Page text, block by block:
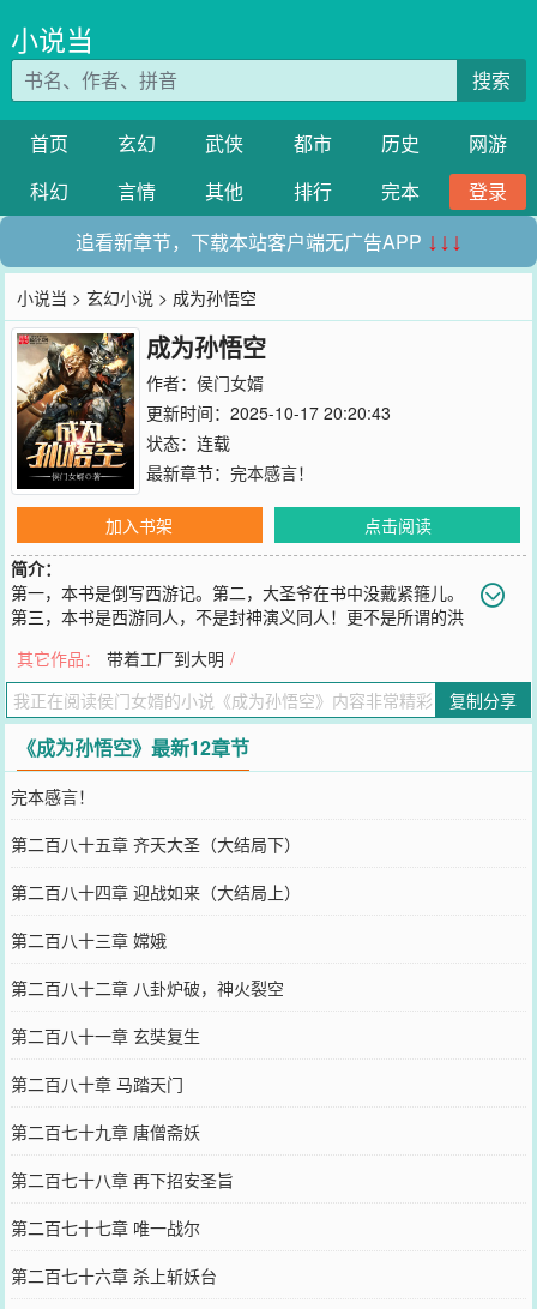
小说当
搜索
首页 玄幻 武侠 都市 历史
网游
科幻
言情 其他 排行 完本
登录
追看新章节，下载本站客户端无广告APP ↓↓↓
小说当 >玄幻小说 > 成为孙悟空
成为孙悟空
作者： 侯门女婿
更新时间：2025-10-17 20:20:43
状态：连载
最新章节： 完本感言！
加入书架
点击阅读
简介：
第一，本书是倒写西游记。第二，大圣爷在书中没戴紧箍儿。
第三，本书是西游同人，不是封神演义同人！更不是所谓的洪
看不懂的请尽量低调，有好处的。为儿时心目中的不败战神重铸金
身，为大圣爷再续英雄传说。本书Q群：328165057
您要是觉得《成为孙悟空》还不错的话请不要忘记向您QQ群和微博微
信里的朋友推荐哦！
其它作品： 带着工厂到大明 /
复制分享
《成为孙悟空》最新12章节
完本感言！
第二百八十五章 齐天大圣（大结局下）
第二百八十四章 迎战如来（大结局上）
第二百八十三章 嫦娥
第二百八十二章 八卦炉破，神火裂空
第二百八十一章 玄奘复生
第二百八十章 马踏天门
第二百七十九章 唐僧斋妖
第二百七十八章 再下招安圣旨
第二百七十七章 唯一战尔
第二百七十六章 杀上斩妖台